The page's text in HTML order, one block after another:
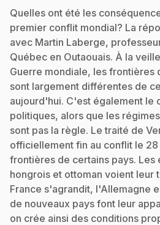
Quelles ont été les
premier conflit mondial? La
avec Martin Laberge,
Québec en Outaouais. À la
Guerre mondiale, les frontières
sont largement différentes de
aujourd'hui. C'est également le
politiques, alors que les
sont pas la règle. Le traité de
officiellement fin au conflit le
frontières de certains pays. Les
hongrois et ottoman voient leur
France s'agrandit, l'Allemagne
de nouveaux pays font leur
on crée ainsi des conditions